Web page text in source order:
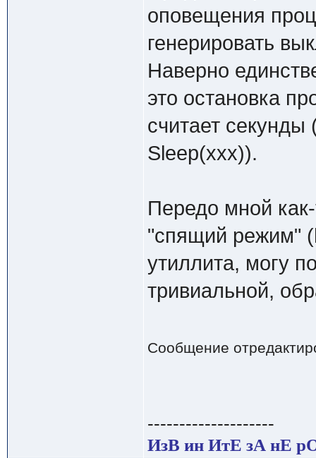
оповещения
генерировать
Наверно
это остановка
считает секунды
Sleep(xxx)).
Передо мной
"спящий режим"
утиллита, могу
тривиальной,
Сообщение
--------------------
ИзВ ин ИтЕ зА нЕ